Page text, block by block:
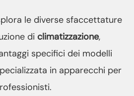
le diverse sfaccettature
di climatizzazione,
specifici dei modelli
in apparecchi per